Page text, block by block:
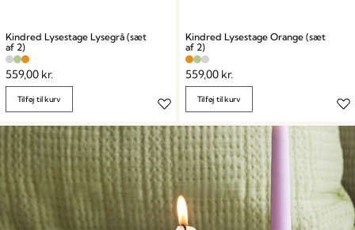
Kindred Lysestage Lysegrå (sæt
af 2)
559,00 kr.
Tilføj til kurv
Kindred Lysestage Orange (sæt
af 2)
559,00 kr.
Tilføj til kurv